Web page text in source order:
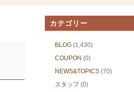
カテゴリー
BLOG (1,430)
COUPON (0)
NEWS&TOPICS (70)
スタッフ (0)